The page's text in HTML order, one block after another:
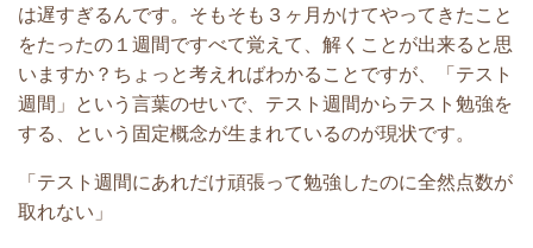
は遅すぎるんです。そもそも３ヶ月かけてやってきたこと
をたったの１週間ですべて覚えて、解くことが出来ると思
いますか？ちょっと考えればわかることですが、「テスト
週間」という言葉のせいで、テスト週間からテスト勉強を
する、という固定概念が生まれているのが現状です。
「テスト週間にあれだけ頑張って勉強したのに全然点数が
取れない」